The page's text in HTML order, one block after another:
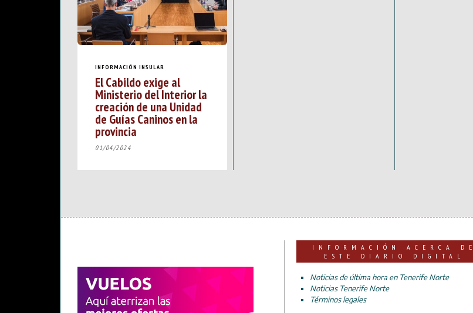
INFORMACIÓN INSULAR
El Cabildo exige al
Ministerio del Interior la
creación de una Unidad
de Guías Caninos en la
provincia
01/04/2024
INFORMACIÓN ACERCA DE
ESTE DIARIO DIGITAL
Noticias de última hora en Tenerife Norte
Noticias Tenerife Norte
Términos legales